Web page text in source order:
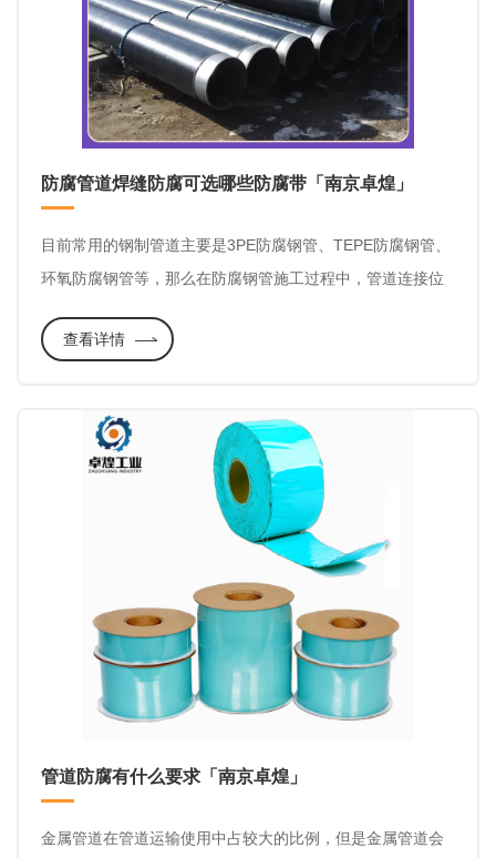
防腐管道焊缝防腐可选哪些防腐带「南京卓煌」
目前常用的钢制管道主要是3PE防腐钢管、TEPE防腐钢管、
环氧防腐钢管等，那么在防腐钢管施工过程中，管道连接位
生腐蚀后，如何选用防腐材料修复防腐层，下面我们来了解
修复的应用。
查看详情
管道防腐有什么要求「南京卓煌」
金属管道在管道运输使用中占较大的比例，但是金属管道会